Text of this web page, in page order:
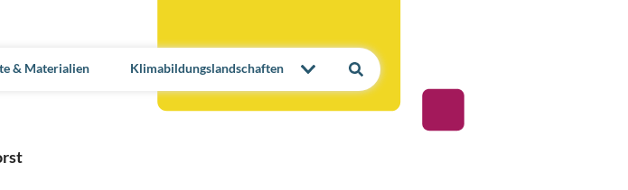
& Materialien Klimabildungslandschaften